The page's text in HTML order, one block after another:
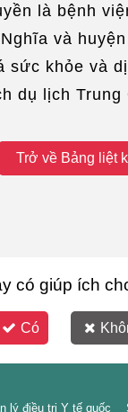
là bệnh
và
sức khỏe và
dụ lịch Trung
Trở về Bảng liệt
có giúp ích
Có
lý điều trị Y tế quốc